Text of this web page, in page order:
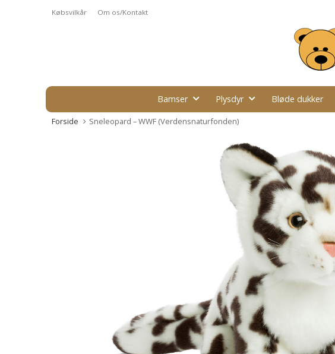
Købsvilkår Om os/Kontakt
Bamser Plysdyr Bløde dukker
Forside Sneleopard – WWF (Verdensnaturfonden)